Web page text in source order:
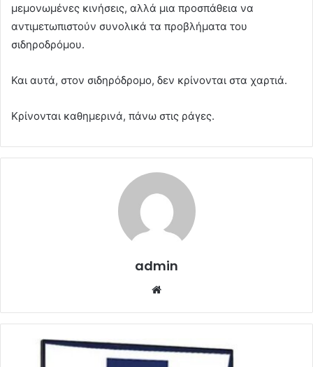
μεμονωμένες κινήσεις, αλλά μια προσπάθεια να
αντιμετωπιστούν συνολικά τα προβλήματα του
σιδηροδρόμου.
Και αυτά, στον σιδηρόδρομο, δεν κρίνονται στα χαρτιά.
Κρίνονται καθημερινά, πάνω στις ράγες.
admin